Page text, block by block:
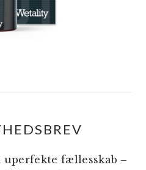
fællesskab –